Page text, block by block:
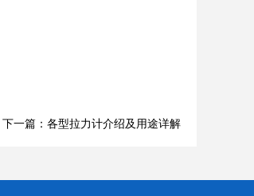
下一篇：各型拉力计介绍及用途详解